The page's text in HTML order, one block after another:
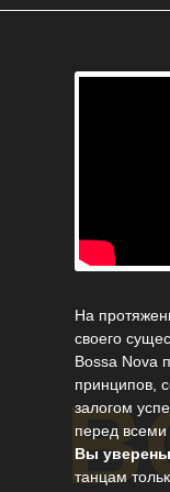
На
своего
Bossa Nova
принципов,
залогом
перед
Вы уверены
танцам